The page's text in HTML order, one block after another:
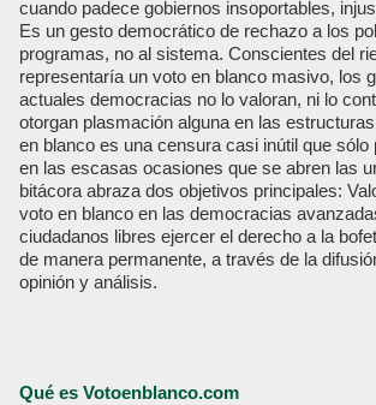
cuando padece gobiernos insoportables,
Es un gesto democrático de rechazo a los
programas, no al sistema. Conscientes del
representaría un voto en blanco masivo, los
actuales democracias no lo valoran, ni lo
otorgan plasmación alguna en las
en blanco es una censura casi inútil que sólo
en las escasas ocasiones que se abren las
bitácora abraza dos objetivos principales:
voto en blanco en las democracias
ciudadanos libres ejercer el derecho a la
de manera permanente, a través de la
opinión y análisis.
Qué es Votoenblanco.com